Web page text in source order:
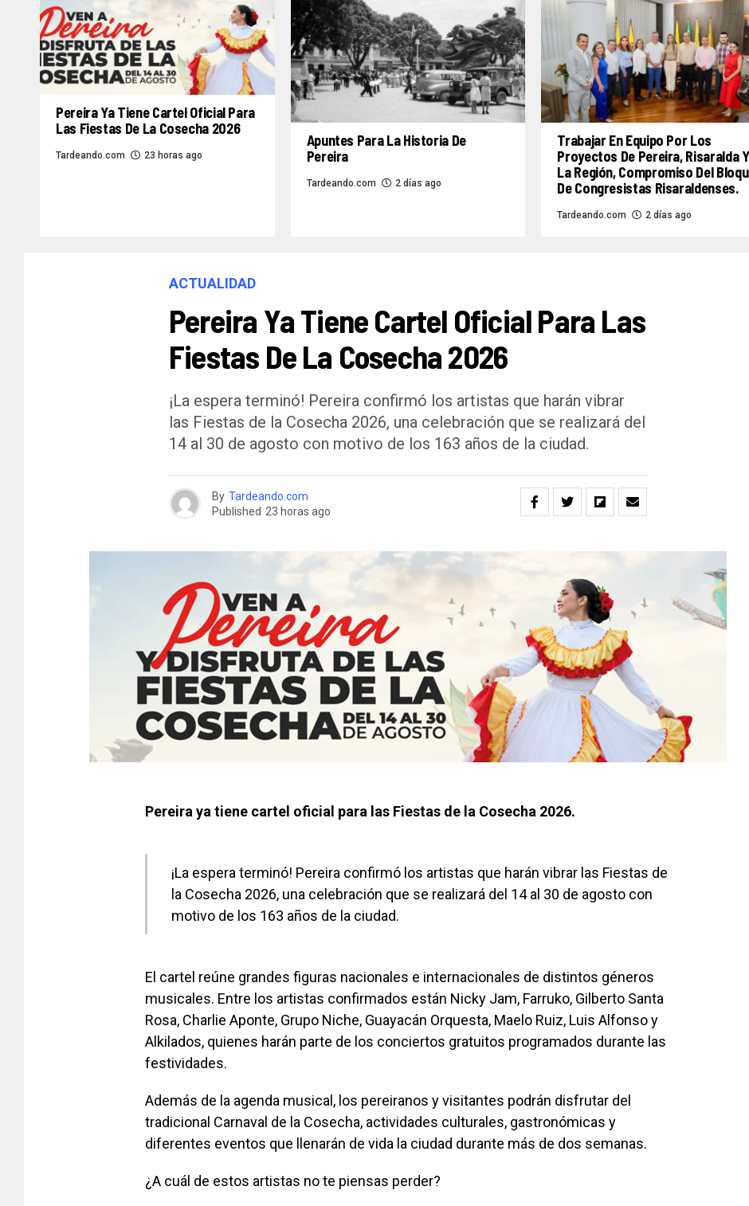
Pereira Ya Tiene Cartel Oficial Para
Las Fiestas De La Cosecha 2026
Tardeando.com 23 horas ago
Apuntes Para La Historia De
Pereira
Tardeando.com 2 días ago
Trabajar En Equipo Por Los
Proyectos De Pereira, Risaralda Y
La Región, Compromiso Del
De Congresistas Risaraldenses.
Tardeando.com 2 días ago
ACTUALIDAD
Pereira Ya Tiene Cartel Oficial Para Las
Fiestas De La Cosecha 2026
¡La espera terminó! Pereira confirmó los artistas que harán vibrar
las Fiestas de la Cosecha 2026, una celebración que se realizará del
14 al 30 de agosto con motivo de los 163 años de la ciudad.
By Tardeando.com
Published 23 horas ago
Pereira ya tiene cartel oficial para las Fiestas de la Cosecha 2026.
¡La espera terminó! Pereira confirmó los artistas que harán vibrar las Fiestas de
la Cosecha 2026, una celebración que se realizará del 14 al 30 de agosto con
motivo de los 163 años de la ciudad.
El cartel reúne grandes figuras nacionales e internacionales de distintos géneros
musicales. Entre los artistas confirmados están Nicky Jam, Farruko, Gilberto Santa
Rosa, Charlie Aponte, Grupo Niche, Guayacán Orquesta, Maelo Ruiz, Luis Alfonso y
Alkilados, quienes harán parte de los conciertos gratuitos programados durante las
festividades.
Además de la agenda musical, los pereiranos y visitantes podrán disfrutar del
tradicional Carnaval de la Cosecha, actividades culturales, gastronómicas y
diferentes eventos que llenarán de vida la ciudad durante más de dos semanas.
¿A cuál de estos artistas no te piensas perder?